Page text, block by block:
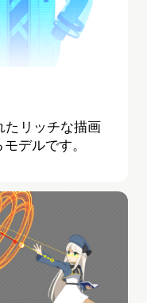
たリッチな描画
デルです。